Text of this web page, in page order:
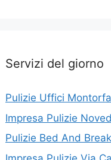
Servizi del giorno
Pulizie Uffici
Impresa Pulizie
Pulizie Bed And